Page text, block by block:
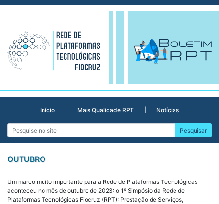
Skip
Início Mais Qualidade RPT Notícias
OUTUBRO
Um marco muito importante para a Rede de Plataformas Tecnológicas
aconteceu no mês de outubro de 2023: o 1º Simpósio da Rede de
Plataformas Tecnológicas Fiocruz (RPT): Prestação de Serviços,